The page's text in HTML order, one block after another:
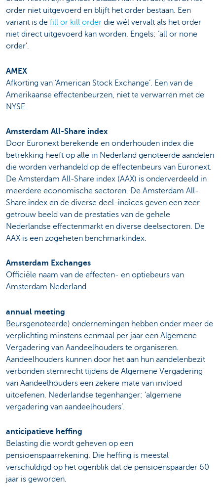
order niet uitgevoerd en blijft het order bestaan. Een
variant is de fill or kill order die wél vervalt als het order
niet direct uitgevoerd kan worden. Engels: ‘all or none
order’.
AMEX
Afkorting van ‘American Stock Exchange’. Een van de
Amerikaanse effectenbeurzen, niet te verwarren met de
NYSE.
Amsterdam All-Share index
Door Euronext berekende en onderhouden index die
betrekking heeft op alle in Nederland genoteerde aandelen
die worden verhandeld op de effectenbeurs van Euronext.
De Amsterdam All-Share index (AAX) is onderverdeeld in
meerdere economische sectoren. De Amsterdam All-
Share index en de diverse deel-indices geven een zeer
getrouw beeld van de prestaties van de gehele
Nederlandse effectenmarkt en diverse deelsectoren. De
AAX is een zogeheten benchmarkindex.
Amsterdam Exchanges
Officiële naam van de effecten- en optiebeurs van
Amsterdam Nederland.
annual meeting
Beursgenoteerde) ondernemingen hebben onder meer de
verplichting minstens eenmaal per jaar een Algemene
Vergadering van Aandeelhouders te organiseren.
Aandeelhouders kunnen door het aan hun aandelenbezit
verbonden stemrecht tijdens de Algemene Vergadering
van Aandeelhouders een zekere mate van invloed
uitoefenen. Nederlandse tegenhanger: ‘algemene
vergadering van aandeelhouders’.
anticipatieve heffing
Belasting die wordt geheven op een
pensioenspaarrekening. Die heffing is meestal
verschuldigd op het ogenblik dat de pensioenspaarder 60
jaar is geworden.